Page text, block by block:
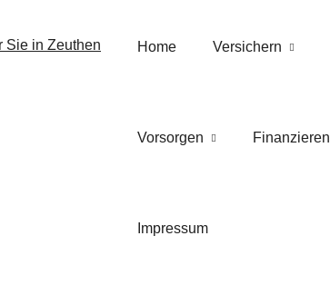
Home Versichern
Vorsorgen Finanzieren
Impressum